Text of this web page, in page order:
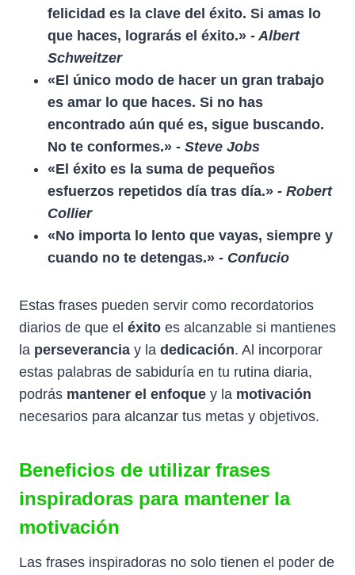
felicidad es la clave del éxito. Si amas lo
que haces, lograrás el éxito.» - Albert
Schweitzer
«El único modo de hacer un gran trabajo
es amar lo que haces. Si no has
encontrado aún qué es, sigue buscando.
No te conformes.» - Steve Jobs
«El éxito es la suma de pequeños
esfuerzos repetidos día tras día.» - Robert
Collier
«No importa lo lento que vayas, siempre y
cuando no te detengas.» - Confucio
Estas frases pueden servir como recordatorios
diarios de que el éxito es alcanzable si mantienes
la perseverancia y la dedicación. Al incorporar
estas palabras de sabiduría en tu rutina diaria,
podrás mantener el enfoque y la motivación
necesarios para alcanzar tus metas y objetivos.
Beneficios de utilizar frases
inspiradoras para mantener la
motivación
Las frases inspiradoras no solo tienen el poder de